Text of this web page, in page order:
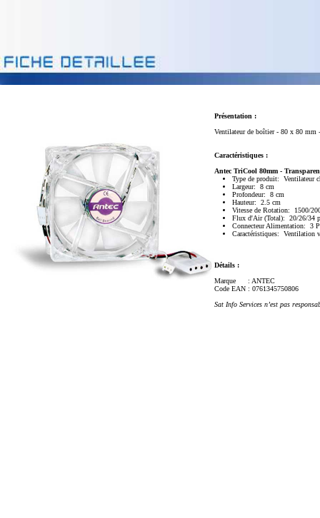
Présentation :
Ventilateur de boîtier - 80 x 80 mm
Caractéristiques :
Antec TriCool 80mm -
Type de produit: Ventilateur
Largeur: 8 cm
Profondeur: 8 cm
Hauteur: 2.5 cm
Vitesse de Rotation: 1500/
Flux d'Air (Total): 20/26/34
Connecteur Alimentation: 3
Caractéristiques: Ventilation
Détails :
Marque
: ANTEC
Code EAN : 0761345750806
Sat Info Services n’est pas